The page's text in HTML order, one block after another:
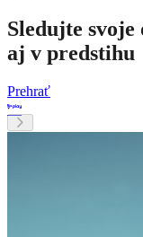
Sledujte
aj v predstihu
Prehrať